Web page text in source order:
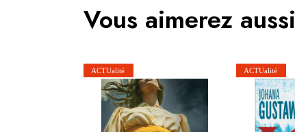
Vous aimerez aussi